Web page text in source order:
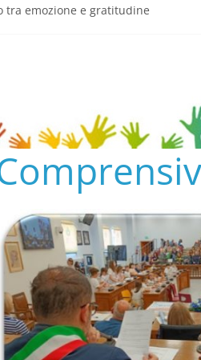
tra emozione e gratitudine
AL COLLEGIO E AL CONSIGLIO DI